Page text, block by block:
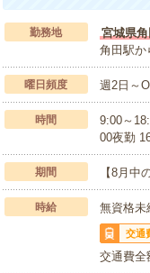
勤務地
宮城県
角田駅か
曜日頻度 週2日～
時間
9:00～
00夜勤
期間 【8月
時給 無資格
交通
交通費全